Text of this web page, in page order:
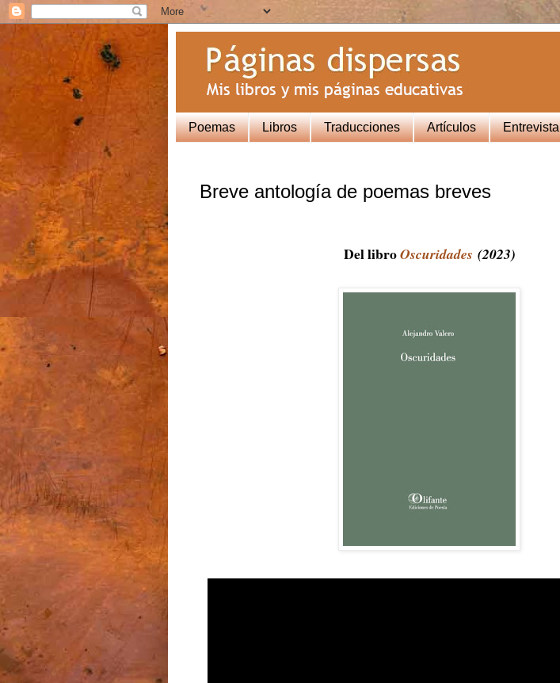
Poemas Libros Traducciones Artículos Entrevista
Breve antología de poemas breves
Del libroOscuridades (2023)